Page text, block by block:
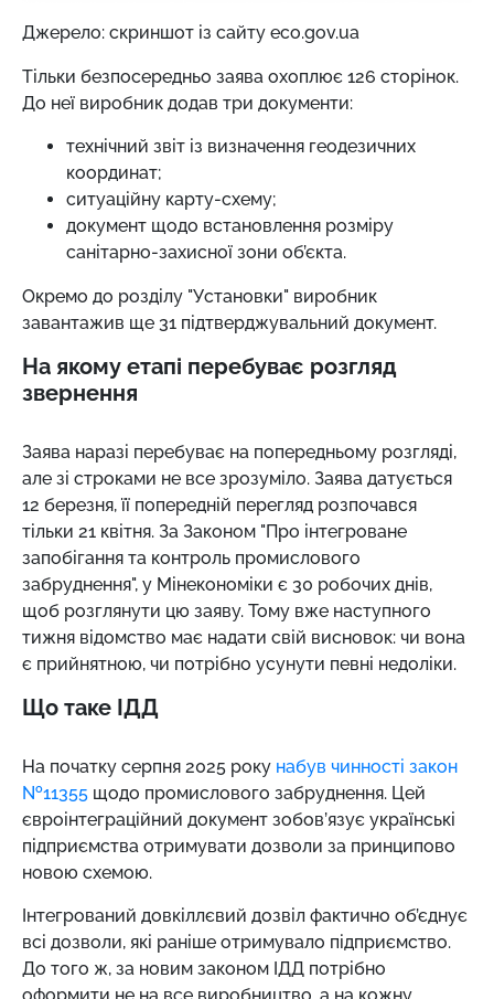
Джерело: скриншот із сайту eco.gov.ua
Тільки безпосередньо заява охоплює 126 сторінок.
До неї виробник додав три документи:
технічний звіт із визначення геодезичних
координат;
ситуаційну карту-схему;
документ щодо встановлення розміру
санітарно-захисної зони об’єкта.
Окремо до розділу "Установки" виробник
завантажив ще 31 підтверджувальний документ.
На якому етапі перебуває розгляд
звернення
Заява наразі перебуває на попередньому розгляді,
але зі строками не все зрозуміло. Заява датується
12 березня, її попередній перегляд розпочався
тільки 21 квітня. За Законом "Про інтегроване
запобігання та контроль промислового
забруднення", у Мінекономіки є 30 робочих днів,
щоб розглянути цю заяву. Тому вже наступного
тижня відомство має надати свій висновок: чи вона
є прийнятною, чи потрібно усунути певні недоліки.
Що таке ІДД
На початку серпня 2025 року набув чинності закон
№11355 щодо промислового забруднення. Цей
євроінтеграційний документ зобов’язує українські
підприємства отримувати дозволи за принципово
новою схемою.
Інтегрований довкіллєвий дозвіл фактично об’єднує
всі дозволи, які раніше отримувало підприємство.
До того ж, за новим законом ІДД потрібно